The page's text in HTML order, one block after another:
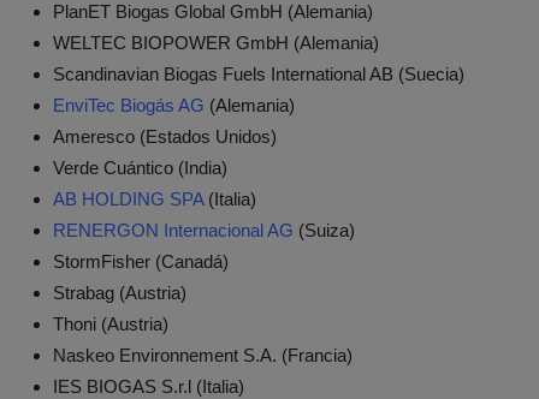
PlanET Biogas Global GmbH (Alemania)
WELTEC BIOPOWER GmbH (Alemania)
Scandinavian Biogas Fuels International AB (Suecia)
EnviTec Biogás AG (Alemania)
Ameresco (Estados Unidos)
Verde Cuántico (India)
AB HOLDING SPA(Italia)
RENERGON Internacional AG (Suiza)
StormFisher (Canadá)
Strabag (Austria)
Thoni (Austria)
Naskeo Environnement S.A. (Francia)
IES BIOGAS S.r.l (Italia)